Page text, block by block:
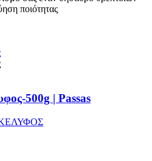
ποιότητας
500g | Passas